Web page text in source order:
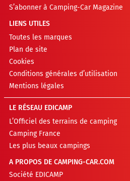
S’abonner à Camping-Car Magazine
LIENS UTILES
Toutes les marques
Plan de site
Cookies
Conditions générales d’utilisation
Mentions légales
LE RÉSEAU EDICAMP
L’Officiel des terrains de camping
Camping France
Les plus beaux campings
A PROPOS DE CAMPING-CAR.COM
Société EDICAMP